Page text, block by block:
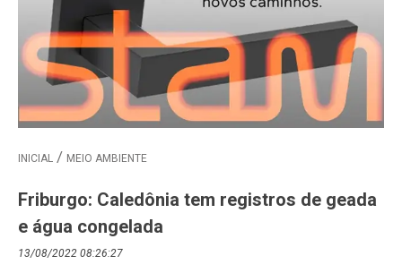
INICIAL MEIO AMBIENTE
Friburgo: Caledônia tem registros de geada
e água congelada
13/08/2022 08:26:27